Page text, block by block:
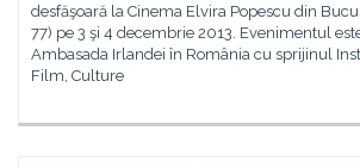
desfăşoară la Cinema Elvira Popescu din
77) pe 3 şi 4 decembrie 2013. Evenimentul
Ambasada Irlandei în România cu sprijinul
Film, Culture